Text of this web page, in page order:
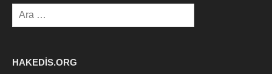
Arama:
HAKEDIS.ORG